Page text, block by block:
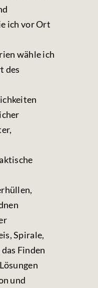
ich vor Ort
wähle ich
des
Spirale,
Finden
und